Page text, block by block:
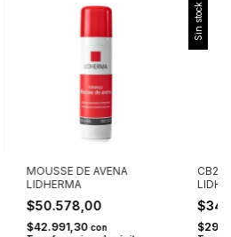
MOUSSE DE AVENA
LIDHERMA
$50.578,00
$42.991,30 con
Sin stock
CB2